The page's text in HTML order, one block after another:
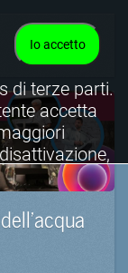
Io accetto
di terze parti.
accetta
cookies